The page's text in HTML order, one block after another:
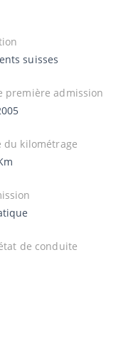
suisses
première admission
du kilométrage
de conduite